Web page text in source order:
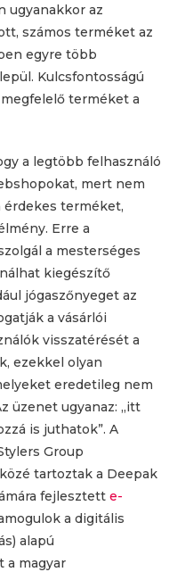
ugyanakkor az
számos terméket az
egyre több
Kulcsfontosságú
terméket a
a legtöbb felhasználó
mert nem
érdekes terméket,
Erre a
a mesterséges
kiegészítő
jógaszőnyeget az
a vásárlói
visszatérését a
ezekkel olyan
eredetileg nem
üzenet ugyanaz: „itt
is juthatok”. A
Group
tartoztak a Deepak
fejlesztett e-
a digitális
alapú
a magyar